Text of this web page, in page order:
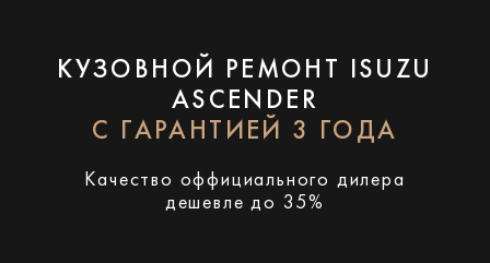
КУЗОВНОЙ РЕМОНТ ISUZU
ASCENDER
С ГАРАНТИЕЙ 3 ГОДА
Качество оффициального дилера
дешевле до 35%